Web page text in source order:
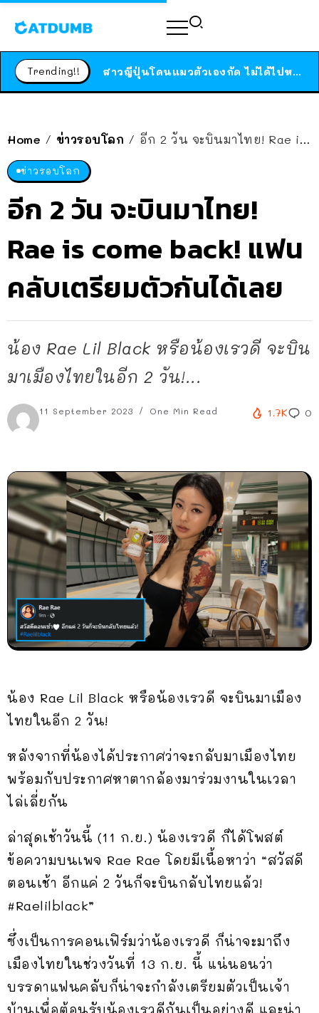
Trending!!
สาวญี่ปุ่นโดนแมวตัวเองกัด ไม่ได้ไปหาหมอตั้งแต่เนิ่นๆ สุดท้ายขาบวม กลายเป็นโรคเนื้อเน่า เตือนทาสแมวทั้งหลายให้ระวัง
Home / ข่าวรอบโลก / อีก 2 วัน จะบินมาไทย! Rae is come back! แฟนคลับเตรียมตัวกันได้เลย
ข่าวรอบโลก
อีก 2 วัน จะบินมาไทย!
Rae is come back! แฟน
คลับเตรียมตัวกันได้เลย
น้อง Rae Lil Black หรือน้องเรวดี จะบิน
มาเมืองไทยในอีก 2 วัน!...
11 September 2023 One Min Read 1.7K 0
น้อง Rae Lil Black หรือน้องเรวดี จะบินมาเมือง
ไทยในอีก 2 วัน!
หลังจากที่น้องได้ประกาศว่าจะกลับมาเมืองไทย
พร้อมกับประกาศหาตากล้องมาร่วมงานในเวลา
ไล่เลี่ยกัน
ล่าสุดเช้าวันนี้ (11 ก.ย.) น้องเรวดี ก็ได้โพสต์
ข้อความบนเพจ Rae Rae โดยมีเนื้อหาว่า “สวัสดี
ตอนเช้า อีกแค่ 2 วันก็จะบินกลับไทยแล้ว!
#Raelilblack”
ซึ่งเป็นการคอนเฟิร์มว่าน้องเรวดี ก็น่าจะมาถึง
เมืองไทยในช่วงวันที่ 13 ก.ย. นี้ แน่นอนว่า
บรรดาแฟนคลับก็น่าจะกำลังเตรียมตัวเป็นเจ้า
บ้านเพื่อต้อนรับน้องเรวดีกันเป็นอย่างดี และน่า